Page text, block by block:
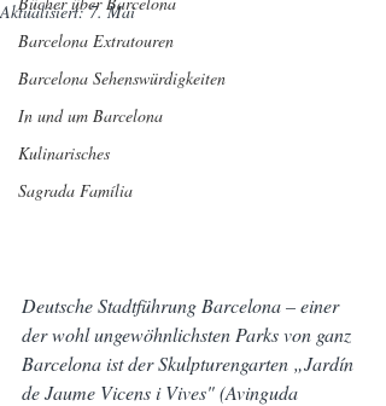
Barcelona Extratouren
Barcelona Sehenswürdigkeiten
In und um Barcelona
Kulinarisches
Sagrada Família
Aktualisiert:7. Mai
Deutsche Stadtführung Barcelona – einer
der wohl ungewöhnlichsten Parks von ganz
Barcelona ist der Skulpturengarten „Jardín
de Jaume Vicens i Vives" (Avinguda